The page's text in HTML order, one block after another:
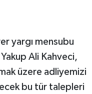
yargı mensubu
Ali Kahveci,
üzere adliyemizi
bu tür talepleri